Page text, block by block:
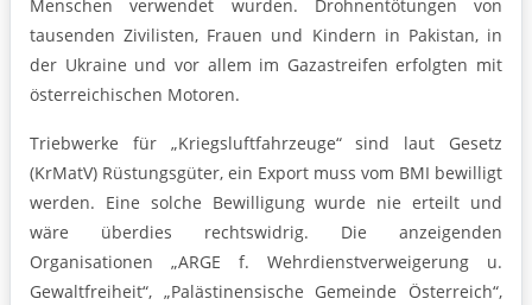
Menschen verwendet wurden. Drohnentötungen von
tausenden Zivilisten, Frauen und Kindern in Pakistan, in
der Ukraine und vor allem im Gazastreifen erfolgten mit
österreichischen Motoren.
Triebwerke für „Kriegsluftfahrzeuge“ sind laut Gesetz
(KrMatV) Rüstungsgüter, ein Export muss vom BMI bewilligt
werden. Eine solche Bewilligung wurde nie erteilt und
wäre überdies rechtswidrig. Die anzeigenden
Organisationen „ARGE f. Wehrdienstverweigerung u.
Gewaltfreiheit“, „Palästinensische Gemeinde Österreich“,